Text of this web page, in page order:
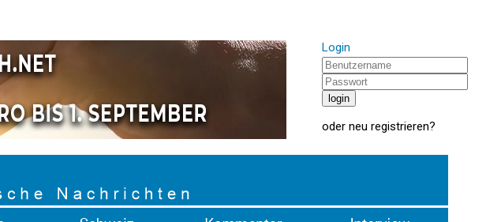
Login
oder neu registrieren?